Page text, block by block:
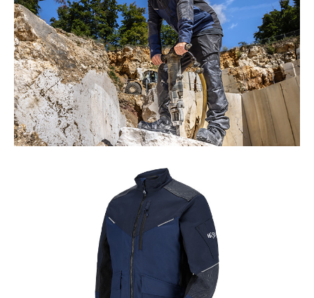
XLR8
Gecertificeerde orthopedische binnenzool
Sun Reflect
Halfhoog
18,0 cm
Leder